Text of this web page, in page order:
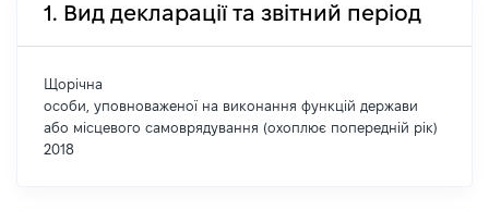
1. Вид декларації та звітний період
Щорічна
особи, уповноваженої на виконання функцій держави
або місцевого самоврядування (охоплює попередній рік)
2018